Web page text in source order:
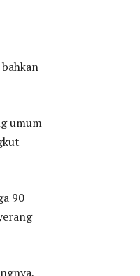
umum
90